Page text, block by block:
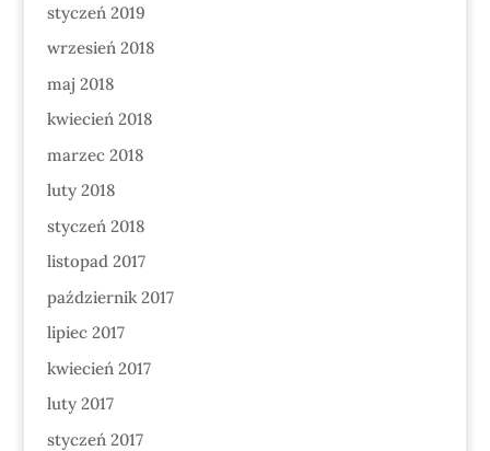
styczeń 2019
wrzesień 2018
maj 2018
kwiecień 2018
marzec 2018
luty 2018
styczeń 2018
listopad 2017
październik 2017
lipiec 2017
kwiecień 2017
luty 2017
styczeń 2017